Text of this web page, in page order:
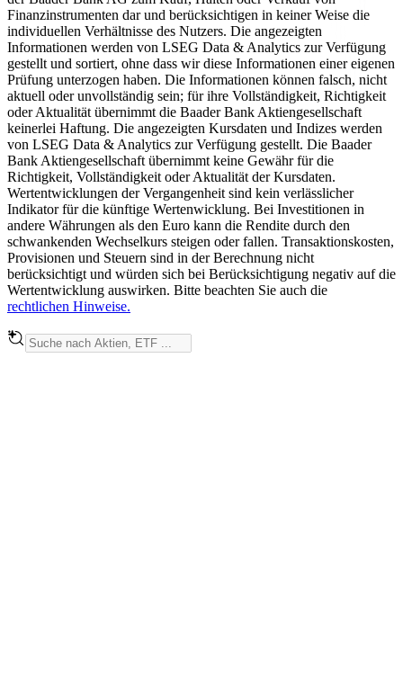
Finanzinstrumenten dar und berücksichtigen in keiner Weise die
individuellen Verhältnisse des Nutzers. Die angezeigten
Informationen werden von LSEG Data & Analytics zur Verfügung
gestellt und sortiert, ohne dass wir diese Informationen einer eigenen
Prüfung unterzogen haben. Die Informationen können falsch, nicht
aktuell oder unvollständig sein; für ihre Vollständigkeit, Richtigkeit
oder Aktualität übernimmt die Baader Bank Aktiengesellschaft
keinerlei Haftung. Die angezeigten Kursdaten und Indizes werden
von LSEG Data & Analytics zur Verfügung gestellt. Die Baader
Bank Aktiengesellschaft übernimmt keine Gewähr für die
Richtigkeit, Vollständigkeit oder Aktualität der Kursdaten.
Wertentwicklungen der Vergangenheit sind kein verlässlicher
Indikator für die künftige Wertenwicklung. Bei Investitionen in
andere Währungen als den Euro kann die Rendite durch den
schwankenden Wechselkurs steigen oder fallen. Transaktionskosten,
Provisionen und Steuern sind in der Berechnung nicht
berücksichtigt und würden sich bei Berücksichtigung negativ auf die
Wertentwicklung auswirken. Bitte beachten Sie auch die
rechtlichen Hinweise.